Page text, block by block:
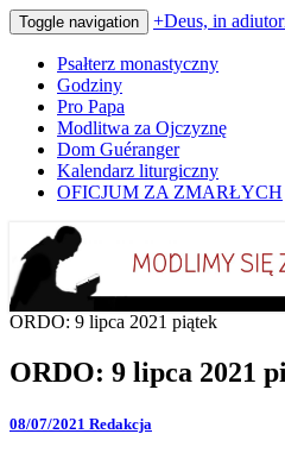
Toggle navigation +Deus, in
Psałterz monastyczny
Godziny
Pro Papa
Modlitwa za Ojczyznę
Dom Guéranger
Kalendarz liturgiczny
OFICJUM ZA ZMARŁYCH
+Deus, in
Codziennie modlimy
ORDO: 9 lipca 2021 piątek
ORDO: 9 lipca 2021
08/07/2021 Redakcja